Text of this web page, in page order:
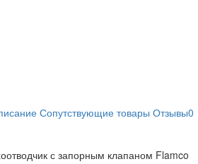
Сопутствующие товары Отзывы0